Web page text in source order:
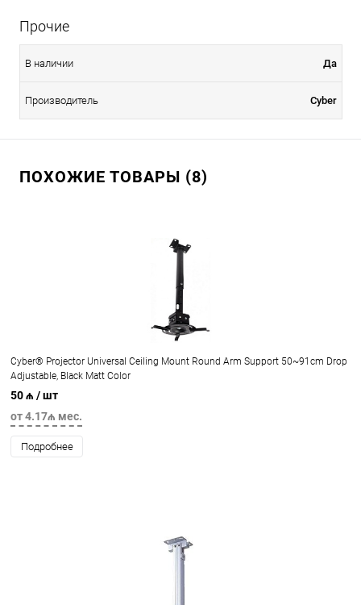
Прочие
В наличии Да
Производитель Cyber
ПОХОЖИЕ ТОВАРЫ (8)
Cyber® Projector Universal Ceiling Mount Round Arm Support 50~91cm Drop
Adjustable, Black Matt Color
50 ₼ / шт
от 4.17₼ мес.
Подробнее